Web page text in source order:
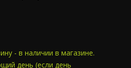
- в наличии в магазине.
день (если день